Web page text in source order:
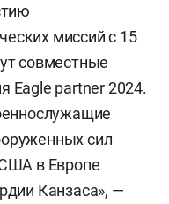
миссий с 15
совместные
Eagle partner 2024.
сил
в Европе
Канзаса», —